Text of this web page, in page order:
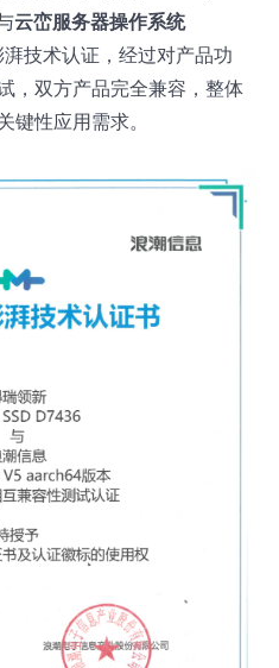
云峦服务器操作系统
技术认证，经过对产品功
，双方产品完全兼容，整体
键性应用需求。